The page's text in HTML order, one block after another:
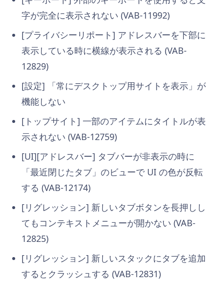
字が完全に表示されない (VAB-11992)
[プライバシーリポート] アドレスバーを下部に
表示している時に横線が表示される (VAB-
12829)
[設定] 「常にデスクトップ用サイトを表示」が
機能しない
[トップサイト] 一部のアイテムにタイトルが表
示されない (VAB-12759)
[UI][アドレスバー] タブバーが非表示の時に
「最近閉じたタブ」のビューで UI の色が反転
する (VAB-12174)
[リグレッション] 新しいタブボタンを長押しし
てもコンテキストメニューが開かない (VAB-
12825)
[リグレッション] 新しいスタックにタブを追加
するとクラッシュする (VAB-12831)